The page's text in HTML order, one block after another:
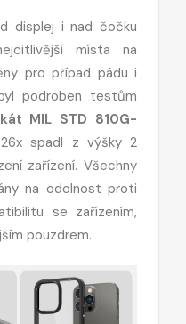
displej i nad čočku
místa na
pro případ pádu i
podroben testům
MIL STD 810G-
spadl z výšky 2
zařízení. Všechny
na odolnost proti
se zařízením,
pouzdrem.